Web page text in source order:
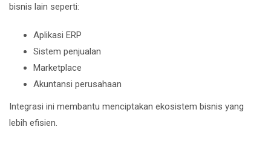
bisnis lain seperti:
Aplikasi ERP
Sistem penjualan
Marketplace
Akuntansi perusahaan
Integrasi ini membantu menciptakan ekosistem bisnis yang
lebih efisien.